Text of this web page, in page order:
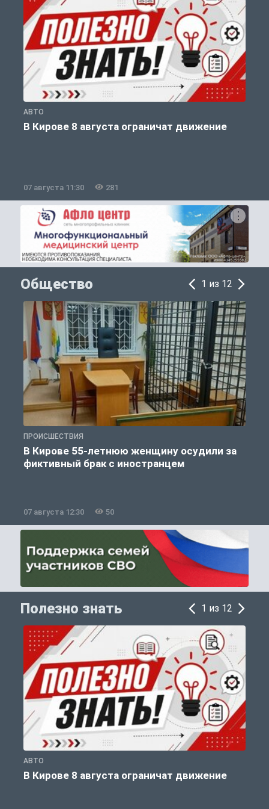
АВТО
В Кирове 8 августа ограничат движение
07 августа 11:30 281
Общество 1 из 12
ПРОИСШЕСТВИЯ
В Кирове 55-летнюю женщину осудили за
фиктивный брак с иностранцем
07 августа 12:30 50
Полезно знать 1 из 12
АВТО
В Кирове 8 августа ограничат движение